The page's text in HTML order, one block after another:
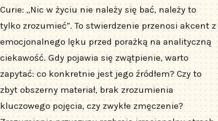
Curie: „Nic w życiu nie należy się bać, należy to
tylko zrozumieć”. To stwierdzenie przenosi akcent z
emocjonalnego lęku przed porażką na analityczną
ciekawość. Gdy pojawia się zwątpienie, warto
zapytać: co konkretnie jest jego źródłem? Czy to
zbyt obszerny materiał, brak zrozumienia
kluczowego pojęcia, czy zwykłe zmęczenie?